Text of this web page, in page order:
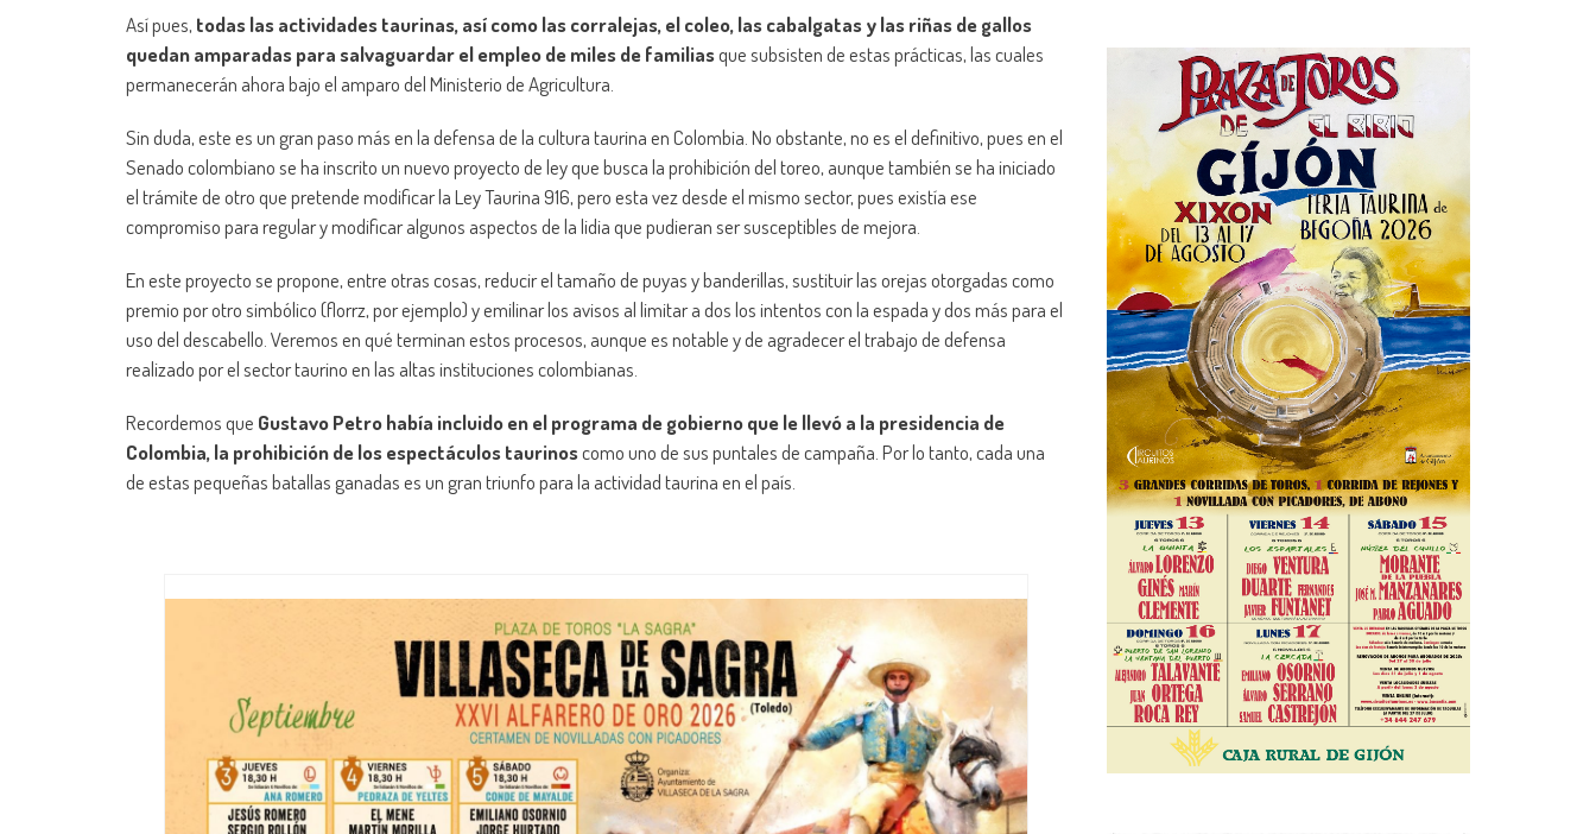
Así pues, todas las actividades taurinas, así como las corralejas, el coleo, las cabalgatas y las riñas de gallos
quedan amparadas para salvaguardar el empleo de miles de familiasque subsisten de estas prácticas, las cuales
permanecerán ahora bajo el amparo del Ministerio de Agricultura.
Sin duda, este es un gran paso más en la defensa de la cultura taurina en Colombia. No obstante, no es el definitivo, pues en el
Senado colombiano se ha inscrito un nuevo proyecto de ley que busca la prohibición del toreo, aunque también se ha iniciado
el trámite de otro que pretende modificar la Ley Taurina 916, pero esta vez desde el mismo sector, pues existía ese
compromiso para regular y modificar algunos aspectos de la lidia que pudieran ser susceptibles de mejora.
En este proyecto se propone, entre otras cosas, reducir el tamaño de puyas y banderillas, sustituir las orejas otorgadas como
premio por otro simbólico (florrz, por ejemplo) y emilinar los avisos al limitar a dos los intentos con la espada y dos más para el
uso del descabello. Veremos en qué terminan estos procesos, aunque es notable y de agradecer el trabajo de defensa
realizado por el sector taurino en las altas instituciones colombianas.
Recordemos que Gustavo Petro había incluido en el programa de gobierno que le llevó a la presidencia de
Colombia, la prohibición de los espectáculos taurinoscomo uno de sus puntales de campaña. Por lo tanto, cada una
de estas pequeñas batallas ganadas es un gran triunfo para la actividad taurina en el país.